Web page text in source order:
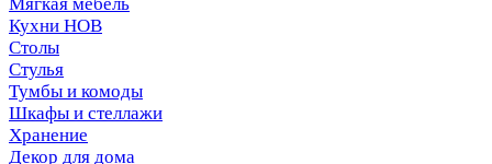
Кухни НОВ
Столы
Стулья
Тумбы и комоды
Шкафы и стеллажи
Хранение
Декор для дома